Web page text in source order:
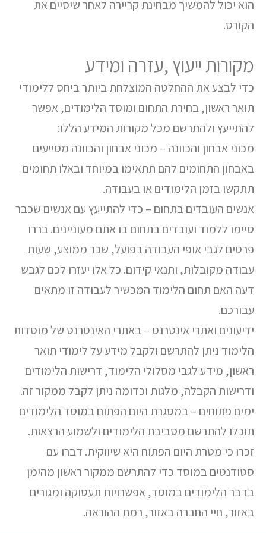
הוא יכול להמשיך מבחינת קריירה לאחר שיסיים את
הקורס.
מקורות ייעוץ ,עזרה ומידע
כדי לבצע את ההחלטה המוצלחת ביותר ביחס ללימודי
תואר ראשון, בחירת התחום ומוסד הלימודים, אפשר
להתייעץ ולהתרשם מכל מקורות המידע הללו:
מכוני אבחון והכוונה – מכוני אבחון והכוונה מסייעים
באבחון התחומים להם תתאימו במיוחד ובאלו תחומים
תתקשו בזמן הלימודים או בעבודה.
אנשים העובדים בתחום – כדי להתייעץ עם אנשים שכבר
סיימו ללמוד ועובדים בתחום בו אתם מעוניינים. בררו
פרטים לגבי אופי העבודה בפועל, שכר ממוצע, שעות
עבודה מקובלות, ותנאי קידום. כל אלו יעזרו לכם לגבש
דעה האם תחום הלימוד המכשיר לעבודה זו מתאים
עבורכם.
ידיעונים ואתרי אינטרנט – באתרי האינטרנט של מוסדות
הלימוד ניתן להתרשם ולקבל מידע על לימודי תואר
ראשון, מידע לגבי מסלולי הלימוד, דרישות הלימודים
ודרישות הקבלה, מלגות וכדומה ניתן לקבל ממקור זה.
ימים פתוחים – במסגרת היום הפתוח במוסד הלימודים
תוכלו להתרשם מסביבת הלימודים ולשמוע הרצאות.
זכרו כי מטרת היום הפתוח היא שיווקית. דברו עם
סטודנטים במוסד כדי להתרשם ממקור ראשון מהימן
בדבר הלימודים במוסד, אפשרויות תעסוקה ומגורים
באזור, חיי החברה באזור, רמת ההוראה.